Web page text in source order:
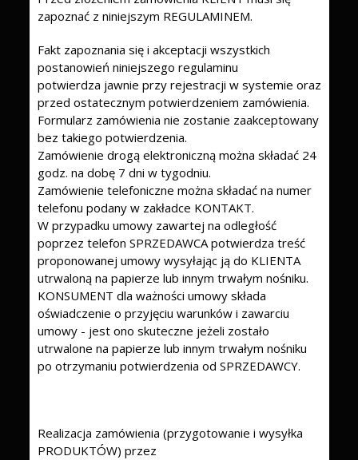
zapoznać z niniejszym REGULAMINEM.
Fakt zapoznania się i akceptacji wszystkich
postanowień niniejszego regulaminu
potwierdza jawnie przy rejestracji w systemie oraz
przed ostatecznym potwierdzeniem zamówienia.
Formularz zamówienia nie zostanie zaakceptowany
bez takiego potwierdzenia.
Zamówienie drogą elektroniczną można składać 24
godz. na dobę 7 dni w tygodniu.
Zamówienie telefoniczne można składać na numer
telefonu podany w zakładce KONTAKT.
W przypadku umowy zawartej na odległość
poprzez telefon SPRZEDAWCA potwierdza treść
proponowanej umowy wysyłając ją do KLIENTA
utrwaloną na papierze lub innym trwałym nośniku.
KONSUMENT dla ważności umowy składa
oświadczenie o przyjęciu warunków i zawarciu
umowy - jest ono skuteczne jeżeli zostało
utrwalone na papierze lub innym trwałym nośniku
po otrzymaniu potwierdzenia od SPRZEDAWCY.
Realizacja zamówienia (przygotowanie i wysyłka
PRODUKTÓW) przez